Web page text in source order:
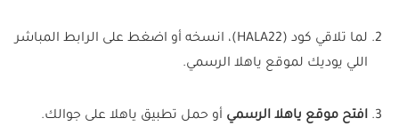
لما تلاقي كود (HALA22)، انسخه أو اضغط على الرابط المباشر
اللي يوديك لموقع ياهلا الرسمي.
افتح موقع ياهلا الرسمي أو حمل تطبيق ياهلا على جوالك.